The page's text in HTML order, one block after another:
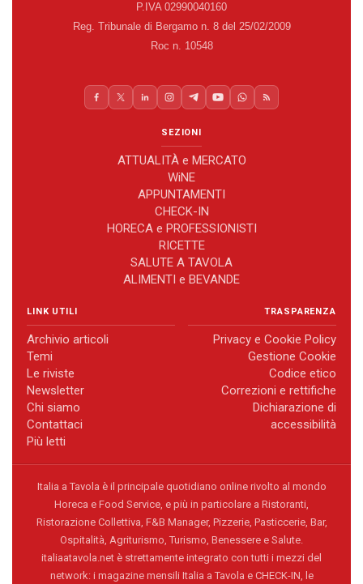
P.IVA 02990040160
Reg. Tribunale di Bergamo n. 8 del 25/02/2009
Roc n. 10548
SEZIONI
ATTUALITÀ e MERCATO
WiNE
APPUNTAMENTI
CHECK-IN
HORECA e PROFESSIONISTI
RICETTE
SALUTE A TAVOLA
ALIMENTI e BEVANDE
LINK UTILI
Archivio articoli
Temi
Le riviste
Newsletter
Chi siamo
Contattaci
Più letti
TRASPARENZA
Privacy e Cookie Policy
Gestione Cookie
Codice etico
Correzioni e rettifiche
Dichiarazione di
accessibilità
Italia a Tavola è il principale quotidiano online rivolto al mondo
Horeca e Food Service, e più in particolare a Ristoranti,
Ristorazione Collettiva, F&B Manager, Pizzerie, Pasticcerie, Bar,
Ospitalità, Agriturismo, Turismo, Benessere e Salute.
italiaatavola.net è strettamente integrato con tutti i mezzi del
network: i magazine mensili Italia a Tavola e CHECK-IN, le